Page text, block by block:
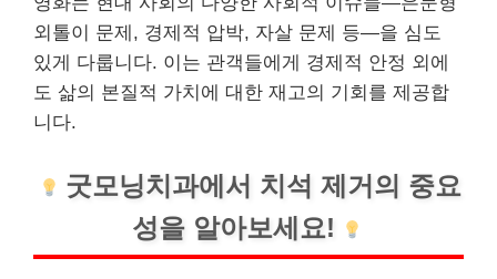
외톨이 문제, 경제적 압박, 자살 문제 등—을 심도
있게 다룹니다. 이는 관객들에게 경제적 안정 외에
도 삶의 본질적 가치에 대한 재고의 기회를 제공합
니다.
굿모닝치과에서 치석 제거의 중요
성을 알아보세요!